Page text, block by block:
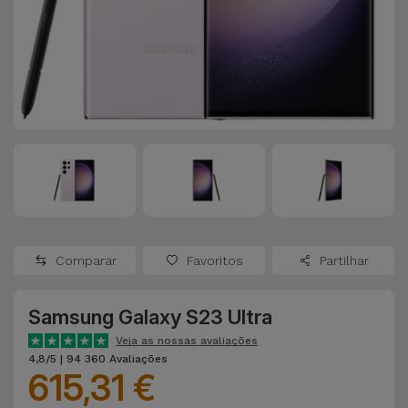
Samsung
Xiaomi
Oppo
Dyson
TCL
Apple Watch
Recondicionados
Samsung
Recondicionados
Recondicionados
tudo
Adaptadores
Capas e
Películas
Carregadores
e Colunas
Smartwatches
e Braceletes
Correntes
Comparar Favoritos Partilhar
Samsung Galaxy S23 Ultra
Veja as nossas avaliações
4,8/5 | 94 360 Avaliações
615,31 €